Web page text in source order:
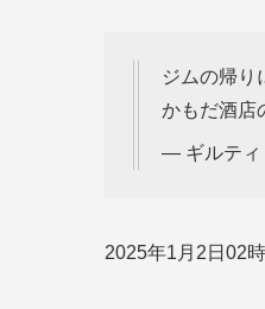
ジムの帰り
かもだ酒店
— ギルティ
2025年1月2日02